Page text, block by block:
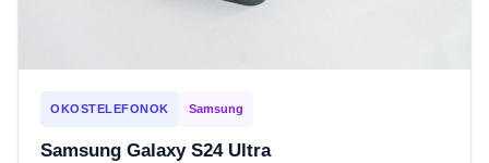
OKOSTELEFONOK Samsung
Samsung Galaxy S24 Ultra